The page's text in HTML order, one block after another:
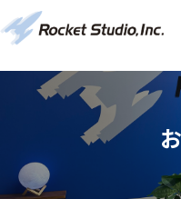
コ
ッ
ナ
移